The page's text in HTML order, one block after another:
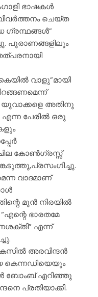
ഭാഷകൾ
ചെയ്ത
ഗ്രന്ഥങ്ങൾ”
പുരാണങ്ങളിലും
വാളു”മായി
അതിനു
എന്ന പേരിൽ ഒരു
കോൺഗ്രസ്സ്
വാദമാണ്
മുൻ നിരയിൽ
ഭാരതമേ
എന്ന്
അരവിന്ദൻ
കെന്നഡിയെയും
ബോംബ് എറിഞ്ഞു
പ്രതിയാക്കി.